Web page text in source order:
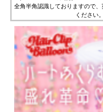
全角半角認識しておりますので
ください。